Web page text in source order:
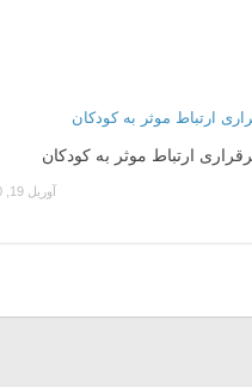
ارتباط موثر به کودکان
آوریل 19, 2020